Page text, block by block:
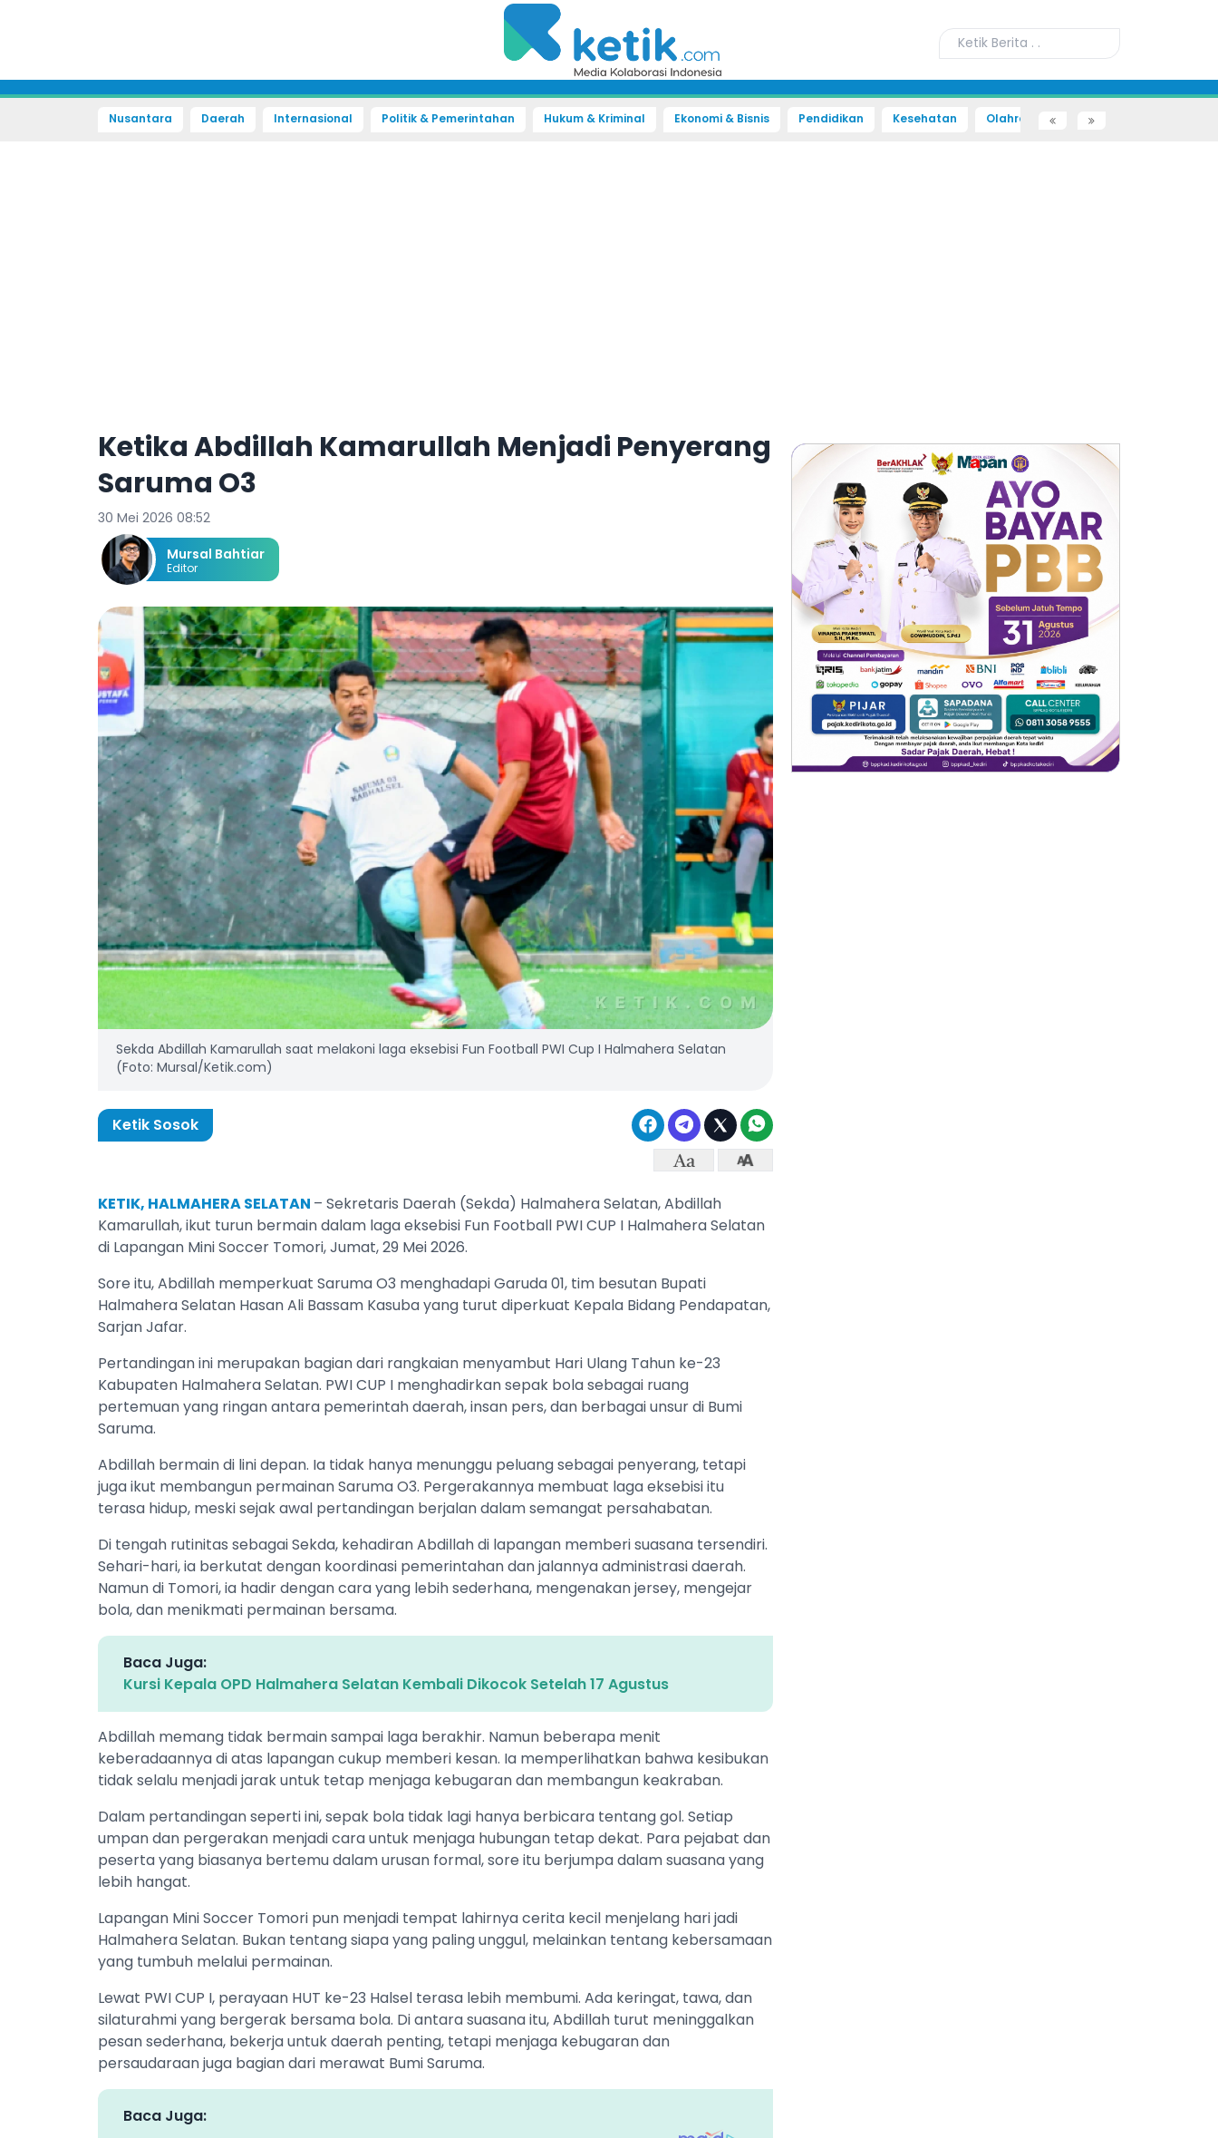
Nusantara Daerah Internasional Politik & Pemerintahan Hukum & Kriminal Ekonomi & Bisnis Pendidikan Kesehatan Olahraga Sains dan Teknologi
Ketika Abdillah Kamarullah Menjadi Penyerang
Saruma O3
30 Mei 2026 08:52
Mursal Bahtiar
Editor
Sekda Abdillah Kamarullah saat melakoni laga eksebisi Fun Football PWI Cup I Halmahera Selatan
(Foto: Mursal/Ketik.com)
Ketik Sosok
KETIK, HALMAHERA SELATAN – Sekretaris Daerah (Sekda) Halmahera Selatan, Abdillah
Kamarullah, ikut turun bermain dalam laga eksebisi Fun Football PWI CUP I Halmahera Selatan
di Lapangan Mini Soccer Tomori, Jumat, 29 Mei 2026.
Sore itu, Abdillah memperkuat Saruma O3 menghadapi Garuda 01, tim besutan Bupati
Halmahera Selatan Hasan Ali Bassam Kasuba yang turut diperkuat Kepala Bidang Pendapatan,
Sarjan Jafar.
Pertandingan ini merupakan bagian dari rangkaian menyambut Hari Ulang Tahun ke-23
Kabupaten Halmahera Selatan. PWI CUP I menghadirkan sepak bola sebagai ruang
pertemuan yang ringan antara pemerintah daerah, insan pers, dan berbagai unsur di Bumi
Saruma.
Abdillah bermain di lini depan. Ia tidak hanya menunggu peluang sebagai penyerang, tetapi
juga ikut membangun permainan Saruma O3. Pergerakannya membuat laga eksebisi itu
terasa hidup, meski sejak awal pertandingan berjalan dalam semangat persahabatan.
Di tengah rutinitas sebagai Sekda, kehadiran Abdillah di lapangan memberi suasana tersendiri.
Sehari-hari, ia berkutat dengan koordinasi pemerintahan dan jalannya administrasi daerah.
Namun di Tomori, ia hadir dengan cara yang lebih sederhana, mengenakan jersey, mengejar
bola, dan menikmati permainan bersama.
Baca Juga:
Kursi Kepala OPD Halmahera Selatan Kembali Dikocok Setelah 17 Agustus
Abdillah memang tidak bermain sampai laga berakhir. Namun beberapa menit
keberadaannya di atas lapangan cukup memberi kesan. Ia memperlihatkan bahwa kesibukan
tidak selalu menjadi jarak untuk tetap menjaga kebugaran dan membangun keakraban.
Dalam pertandingan seperti ini, sepak bola tidak lagi hanya berbicara tentang gol. Setiap
umpan dan pergerakan menjadi cara untuk menjaga hubungan tetap dekat. Para pejabat dan
peserta yang biasanya bertemu dalam urusan formal, sore itu berjumpa dalam suasana yang
lebih hangat.
Lapangan Mini Soccer Tomori pun menjadi tempat lahirnya cerita kecil menjelang hari jadi
Halmahera Selatan. Bukan tentang siapa yang paling unggul, melainkan tentang kebersamaan
yang tumbuh melalui permainan.
Lewat PWI CUP I, perayaan HUT ke-23 Halsel terasa lebih membumi. Ada keringat, tawa, dan
silaturahmi yang bergerak bersama bola. Di antara suasana itu, Abdillah turut meninggalkan
pesan sederhana, bekerja untuk daerah penting, tetapi menjaga kebugaran dan
persaudaraan juga bagian dari merawat Bumi Saruma.
Baca Juga: